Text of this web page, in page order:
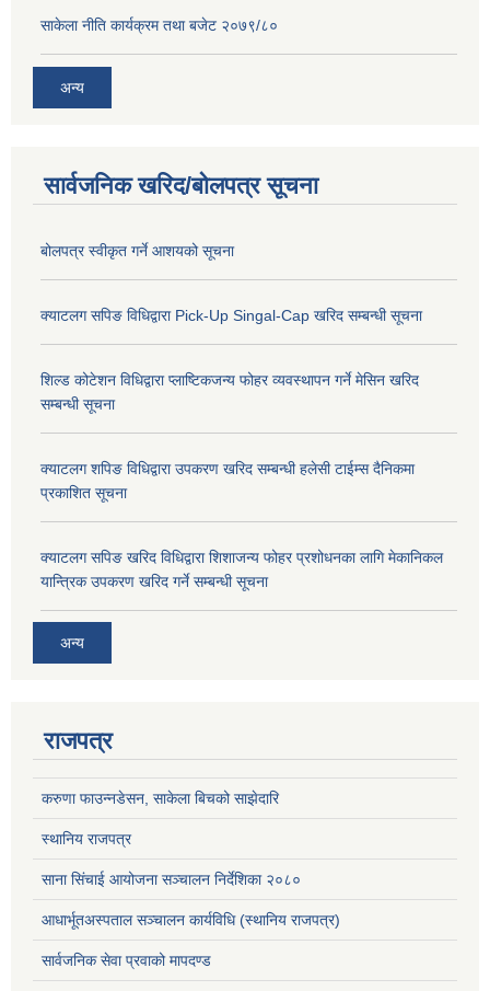
साकेला नीति कार्यक्रम तथा बजेट २०७९/८०
अन्य
सार्वजनिक खरिद/बोलपत्र सूचना
बोलपत्र स्वीकृत गर्ने आशयको सूचना
क्याटलग सपिङ विधिद्वारा Pick-Up Singal-Cap खरिद सम्बन्धी सूचना
शिल्ड कोटेशन विधिद्वारा प्लाष्टिकजन्य फोहर व्यवस्थापन गर्ने मेसिन खरिद
सम्बन्धी सूचना
क्याटलग शपिङ विधिद्वारा उपकरण खरिद सम्बन्धी हलेसी टाईम्स दैनिकमा
प्रकाशित सूचना
क्याटलग सपिङ खरिद विधिद्वारा शिशाजन्य फोहर प्रशोधनका लागि मेकानिकल
यान्त्रिक उपकरण खरिद गर्ने सम्बन्धी सूचना
अन्य
राजपत्र
करुणा फाउन्नडेसन, साकेला बिचको साझेदारि
स्थानिय राजपत्र
साना सिंचाई आयोजना सञ्चालन निर्देशिका २०८०
आधार्भूतअस्पताल सञ्चालन कार्यविधि (स्थानिय राजपत्र)
सार्वजनिक सेवा प्रवाको मापदण्ड